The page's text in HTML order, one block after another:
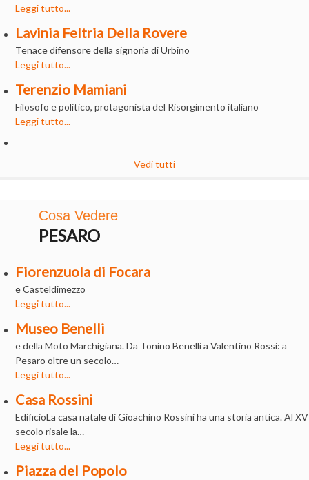
Leggi tutto...
Lavinia Feltria Della Rovere
Tenace difensore della signoria di Urbino
Leggi tutto...
Terenzio Mamiani
Filosofo e politico, protagonista del Risorgimento italiano
Leggi tutto...
Vedi tutti
Cosa Vedere
PESARO
Fiorenzuola di Focara
e Casteldimezzo
Leggi tutto...
Museo Benelli
e della Moto Marchigiana. Da Tonino Benelli a Valentino Rossi: a
Pesaro oltre un secolo…
Leggi tutto...
Casa Rossini
EdificioLa casa natale di Gioachino Rossini ha una storia antica. Al XV
secolo risale la…
Leggi tutto...
Piazza del Popolo